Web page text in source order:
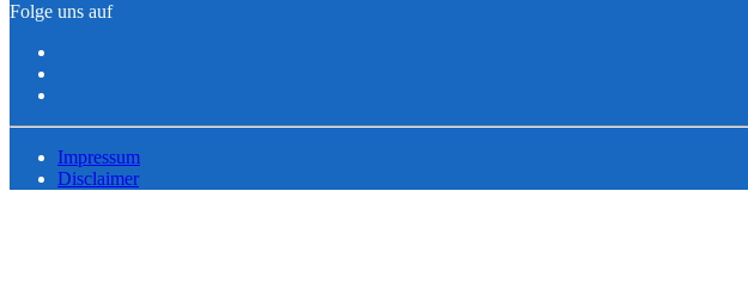
Folge uns auf
Impressum
Disclaimer